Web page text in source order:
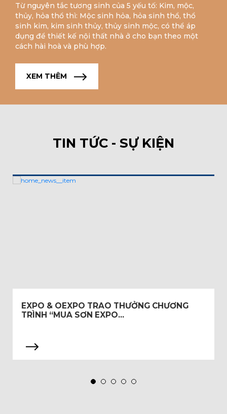
Từ nguyên tắc tương sinh của 5 yếu tố: Kim, mộc,
thủy, hỏa thổ thì: Mộc sinh hỏa, hỏa sinh thổ, thổ
sinh kim, kim sinh thủy, thủy sinh mộc, có thể áp
dụng để thiết kế nội thất nhà ở cho bạn theo một
cách hài hoà và phù hợp.
XEM THÊM
TIN TỨC - SỰ KIỆN
MUA SƠN EXPO – OEXPO, CÀO
LỚN